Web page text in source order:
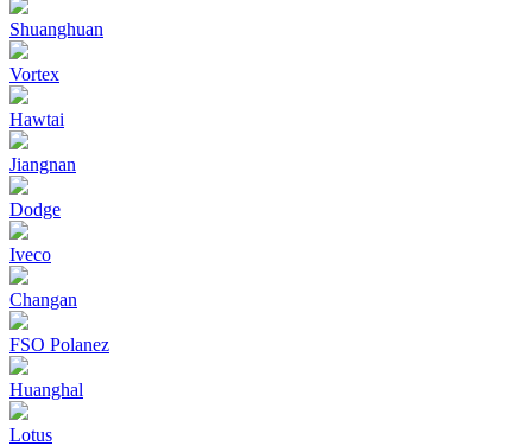
Shuanghuan
Vortex
Hawtai
Jiangnan
Dodge
Iveco
Changan
FSO Polanez
Huanghal
Lotus